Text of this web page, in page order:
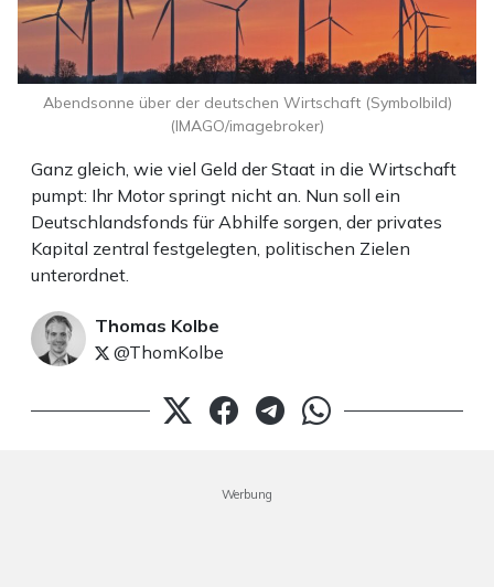
Ganz gleich, wie viel Geld der Staat in die Wirtschaft
pumpt: Ihr Motor springt nicht an. Nun soll ein
Deutschlandsfonds für Abhilfe sorgen, der privates
Kapital zentral festgelegten, politischen Zielen
unterordnet.
Thomas Kolbe
@ThomKolbe
Abendsonne über der deutschen Wirtschaft (Symbolbild)
(IMAGO/imagebroker)
Werbung